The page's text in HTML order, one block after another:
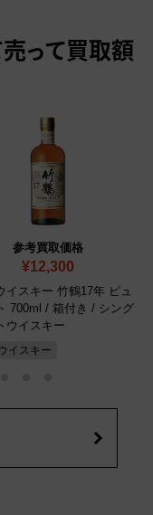
って 買取額
参考買取価格
¥12,300
イスキー 竹鶴17年 ピュ
700ml / 箱付き / シング
ウイスキー
イスキー